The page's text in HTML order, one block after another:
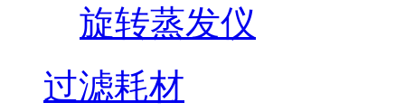
旋转蒸发仪
过滤耗材